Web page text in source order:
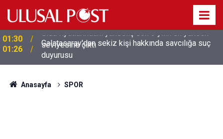
01:26
Galatasaray'dan sekiz kişi hakkında savcılığa suç
duyurusu
Anasayfa SPOR